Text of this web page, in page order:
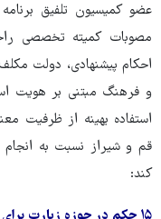
عضو کمیسیون تلفیق
مصوبات کمیته تخصصی
احکام پیشنهادی، دولت
و فرهنگ مبتنی بر هویت
استفاده بهینه از ظرفیت
قم و شیراز نسبت به انجام
کند: